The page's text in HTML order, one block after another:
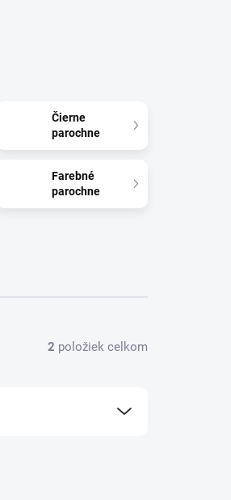
Čierne
parochne
Farebné
parochne
2 položiek celkom